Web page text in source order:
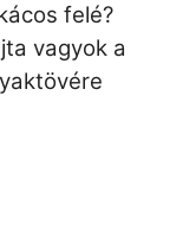
felé?
vagyok a